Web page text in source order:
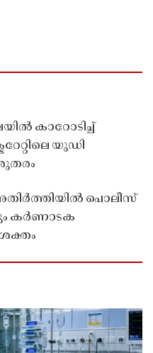
കാറോടിച്ച്
യുഡി
പൊലീസ്
കർണാടക